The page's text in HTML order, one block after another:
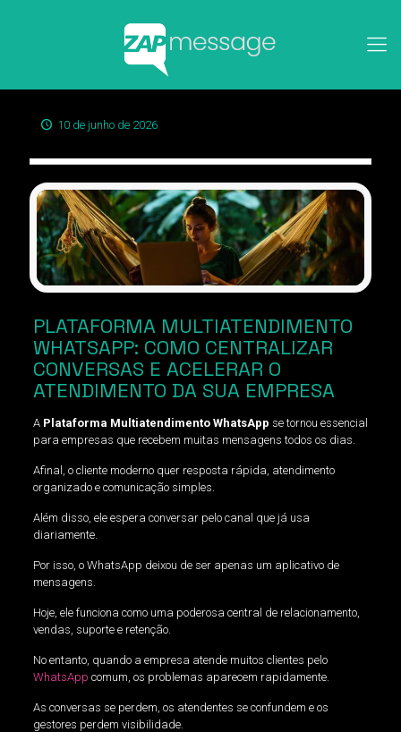
10 de junho de 2026
PLATAFORMA MULTIATENDIMENTO
WHATSAPP: COMO CENTRALIZAR
CONVERSAS E ACELERAR O
ATENDIMENTO DA SUA EMPRESA
A Plataforma Multiatendimento WhatsApp se tornou essencial
para empresas que recebem muitas mensagens todos os dias.
Afinal, o cliente moderno quer resposta rápida, atendimento
organizado e comunicação simples.
Além disso, ele espera conversar pelo canal que já usa
diariamente.
Por isso, o WhatsApp deixou de ser apenas um aplicativo de
mensagens.
Hoje, ele funciona como uma poderosa central de relacionamento,
vendas, suporte e retenção.
No entanto, quando a empresa atende muitos clientes pelo
WhatsApp comum, os problemas aparecem rapidamente.
As conversas se perdem, os atendentes se confundem e os
gestores perdem visibilidade.